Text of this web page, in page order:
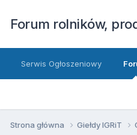
Forum rolników,
Serwis Ogłoszeniowy
Strona główna Giełdy IGRiT